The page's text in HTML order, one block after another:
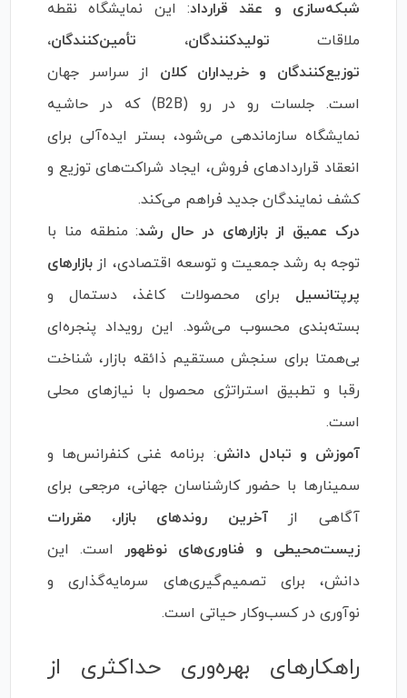
شبکه‌سازی و عقد قرارداد: این نمایشگاه نقطه
ملاقات تولیدکنندگان، تأمین‌کنندگان،
توزیع‌کنندگان و خریداران کلان از سراسر جهان
است. جلسات رو در رو (B2B) که در حاشیه
نمایشگاه سازماندهی می‌شود، بستر ایده‌آلی برای
انعقاد قراردادهای فروش، ایجاد شراکت‌های توزیع و
کشف نمایندگان جدید فراهم می‌کند.
درک عمیق از بازارهای در حال رشد: منطقه منا با
توجه به رشد جمعیت و توسعه اقتصادی، از بازارهای
پرپتانسیل برای محصولات کاغذ، دستمال و
بسته‌بندی محسوب می‌شود. این رویداد پنجره‌ای
بی‌همتا برای سنجش مستقیم ذائقه بازار، شناخت
رقبا و تطبیق استراتژی محصول با نیازهای محلی
است.
آموزش و تبادل دانش: برنامه غنی کنفرانس‌ها و
سمینارها با حضور کارشناسان جهانی، مرجعی برای
آگاهی ازآخرین روندهای بازار، مقررات
زیست‌محیطی و فناوری‌های نوظهور
است. این
دانش، برای تصمیم‌گیری‌های سرمایه‌گذاری و
نوآوری در کسب‌وکار حیاتی است.
راهکارهای بهره‌وری حداکثری از